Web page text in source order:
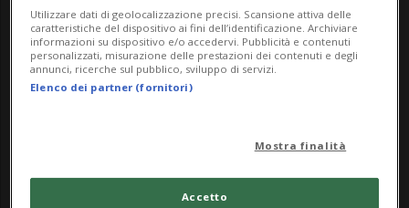
Utilizzare dati di geolocalizzazione precisi. Scansione attiva delle
caratteristiche del dispositivo ai fini dell’identificazione. Archiviare
informazioni su dispositivo e/o accedervi. Pubblicità e contenuti
personalizzati, misurazione delle prestazioni dei contenuti e degli
annunci, ricerche sul pubblico, sviluppo di servizi.
Elenco dei partner (fornitori)
Mostra finalità
Accetto